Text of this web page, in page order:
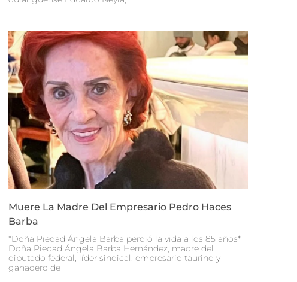
Muere La Madre Del Empresario Pedro Haces
Barba
*Doña Piedad Ángela Barba perdió la vida a los 85 años*
Doña Piedad Ángela Barba Hernández, madre del
diputado federal, líder sindical, empresario taurino y
ganadero de